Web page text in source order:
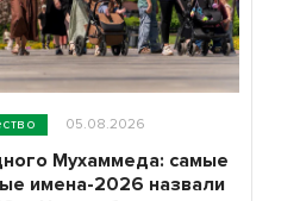
05.08.2026
Мухаммеда: самые
имена-2026 назвали